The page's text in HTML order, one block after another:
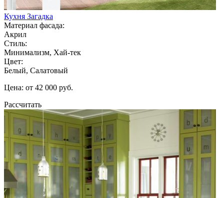
Кухня Загадка
Материал фасада:
Акрил
Стиль:
Минимализм, Хай-тек
Цвет:
Белый, Салатовый
Цена: от 42 000 руб.
Рассчитать